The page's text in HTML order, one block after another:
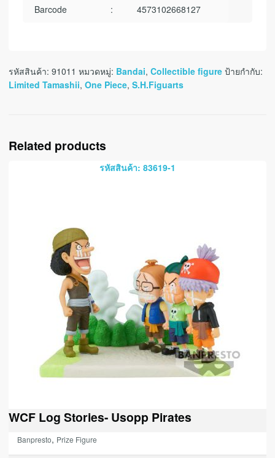
Barcode : 4573102668127
รหัสสินค้า: 91011 หมวดหมู่: Bandai, Collectible figure ป้ายกำกับ:
Limited Tamashii, One Piece, S.H.Figuarts
Related products
รหัสสินค้า: 83619-1
WCF Log Stories- Usopp Pirates
Banpresto, Prize Figure